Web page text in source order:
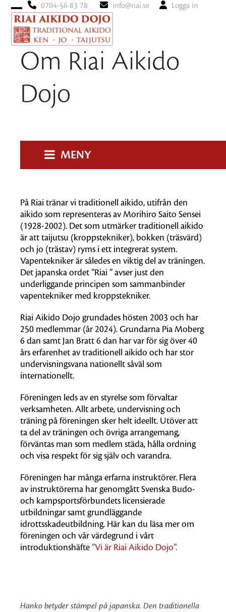
0704-56 83 78 info@riai.se Logga in
Open
mobile
menu
Close
mobile
menu
Om Riai Aikido
Dojo
MENY
På Riai tränar vi traditionell aikido, utifrån den
aikido som representeras av Morihiro Saito Sensei
(1928-2002). Det som utmärker traditionell aikido
är att taijutsu (kroppstekniker), bokken (träsvärd)
och jo (trästav) ryms i ett integrerat system.
Vapentekniker är således en viktig del av träningen.
Det japanska ordet ”Riai ” avser just den
underliggande principen som sammanbinder
vapentekniker med kroppstekniker.
Riai Aikido Dojo grundades hösten 2003 och har
250 medlemmar (år 2024). Grundarna Pia Moberg
6 dan samt Jan Bratt 6 dan har var för sig över 40
års erfarenhet av traditionell aikido och har stor
undervisningsvana nationellt såväl som
internationellt.
Föreningen leds av en styrelse som förvaltar
verksamheten. Allt arbete, undervisning och
träning på föreningen sker helt ideellt. Utöver att
ta del av träningen och övriga arrangemang,
förväntas man som medlem städa, hålla ordning
och visa respekt för sig själv och varandra.
Föreningen har många erfarna instruktörer. Flera
av instruktörerna har genomgått Svenska Budo-
och kampsportsförbundets licensierade
utbildningar samt grundläggande
idrottsskadeutbildning. Här kan du läsa mer om
föreningen och vår värdegrund i vårt
introduktionshäfte”Vi är Riai Aikido Dojo”.
Hanko betyder stämpel på japanska. Den traditionella